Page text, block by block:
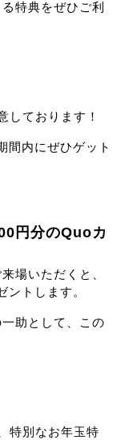
特典をぜひご利
しております！
間内にぜひゲット
円分のQuoカ
場いただくと、
トします。
助として、この
特別なお年玉特